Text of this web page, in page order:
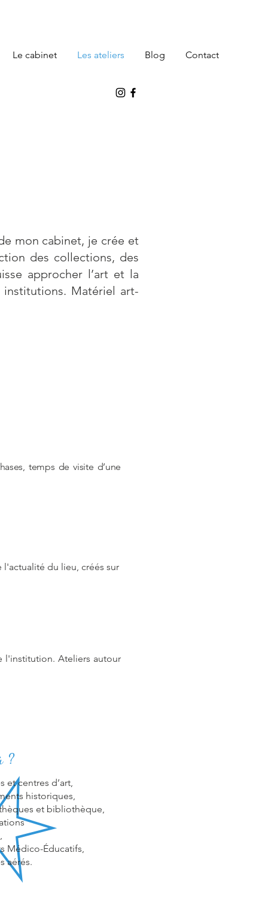
Le cabinet Les ateliers Blog Contact
mon cabinet, je crée et
des collections, des
approcher l’art et la
Matériel art-
temps de visite d’une
du lieu, créés sur
l'institution. Ateliers autour
?
et centres d’art,
historiques,
et bibliothèque,
Médico-Éducatifs,
aérés.